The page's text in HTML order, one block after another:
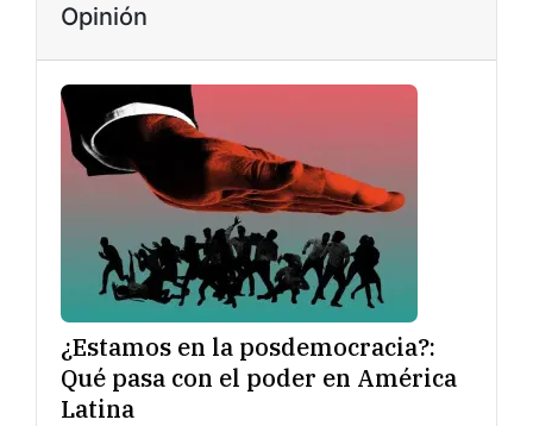
Opinión
¿Estamos en la posdemocracia?:
Qué pasa con el poder en América
Latina